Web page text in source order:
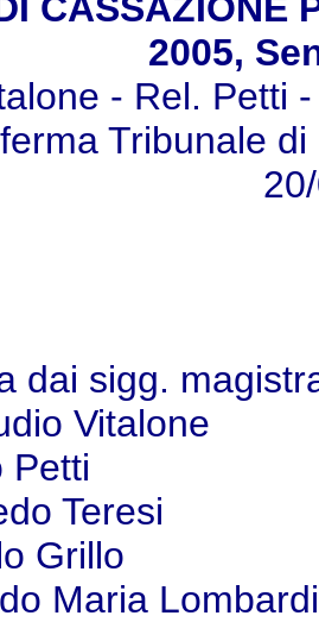
2005,
- Rel. Petti
Tribunale
dai sigg.
Vitalone
Petti
Teresi
Grillo
Maria